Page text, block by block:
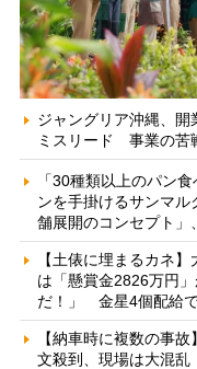
ジャングリア沖縄、
ミスリード 事業の苦
「30種類以上のパン
ンを手掛けるサンマ
舗展開のコンセプト」
【土俵に埋まるカネ
は「懸賞金2826万円
だ！」 金星4個配給
【納車時に複数の事
文殺到、現場は大混